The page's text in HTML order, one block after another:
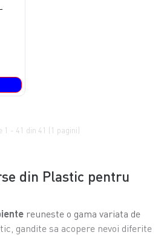
1 - 41 din 41 (1 pagini)
din Plastic pentru
reuneste o gama variata de
gandite sa acopere nevoi diferite